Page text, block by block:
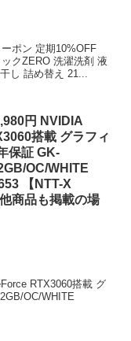
ポン 定期10%OFF
クZERO 洗濯洗剤 液
し 詰め替え 21...
円 NVIDIA
搭載 グラフィ
保証 GK-
OC/WHITE
【NTT-X
商品も掲載の場
RTX3060搭載 グ
OC/WHITE